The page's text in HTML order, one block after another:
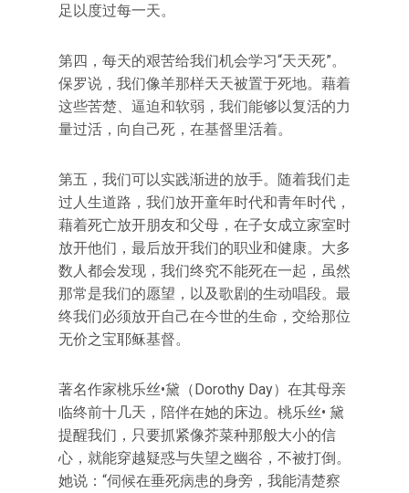
足以度过每一天。
第四，每天的艰苦给我们机会学习“天天死”。
保罗说，我们像羊那样天天被置于死地。藉着
这些苦楚、逼迫和软弱，我们能够以复活的力
量过活，向自己死，在基督里活着。
第五，我们可以实践渐进的放手。随着我们走
过人生道路，我们放开童年时代和青年时代，
藉着死亡放开朋友和父母，在子女成立家室时
放开他们，最后放开我们的职业和健康。大多
数人都会发现，我们终究不能死在一起，虽然
那常是我们的愿望，以及歌剧的生动唱段。最
终我们必须放开自己在今世的生命，交给那位
无价之宝耶稣基督。
著名作家桃乐丝•黛（Dorothy Day）在其母亲
临终前十几天，陪伴在她的床边。桃乐丝• 黛
提醒我们，只要抓紧像芥菜种那般大小的信
心，就能穿越疑惑与失望之幽谷，不被打倒。
她说：“伺候在垂死病患的身旁，我能清楚察